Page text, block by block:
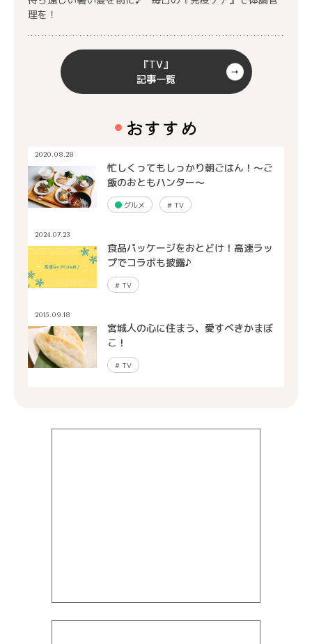
理を！
『TV』
記事一覧
おすすめ
2020.08.28
忙しくってもしっかり朝ごはん！～ご
飯のおともハンター～
グルメ #TV
2024.07.23
食品パッケージをおとどけ！高速ラッ
プでコラボも披露♪
#TV
2015.09.18
宮城人の心に住まう、愛すべきかまぼ
こ！
#TV